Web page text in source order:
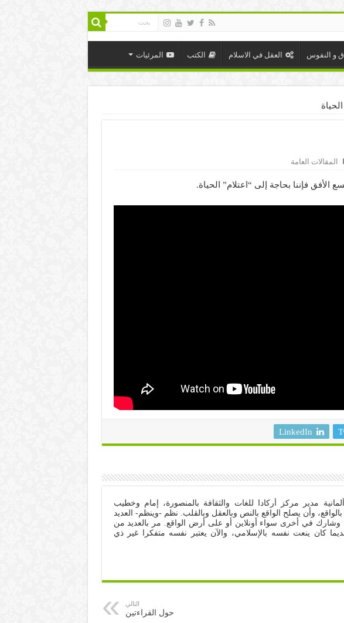
و النفوس العقل في الاسلام الكتب المرئيات
الحياة
المقالات العامة
فإننا بحاجة إلى “اعتلام” الحياة.
LinkedIn
مدير مركز أركادا للغات والثقافة بالمنصورة، إمام وخطيب
وأن يصلح الواقع بالنص وبالعقل وبالقلب. نظم -وينظم- العديد
وشارك في أخرى سواء أونلاين أو على أرض الواقع. مر بالعديد من
كان ينعت نفسه بالإسلامي، والآن يعتبر نفسه متفكرا غير ذي
التالي
حول القراءتين